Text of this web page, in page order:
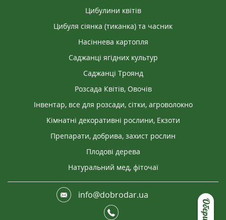
Цибулини квітів
Цибуля сіянка (тиканка) та часник
Насіннева картопля
Саджанці ягідних культур
Саджанці Троянд
Розсада Квітів, Овочів
Інвентар, все для розсади, сітки, агроволокно
Кімнатні декоративні рослини, Екзоти
Препарати, добрива, захист рослин
Плодові дерева
Натуральний мед, фіточаї
info@dobrodar.ua